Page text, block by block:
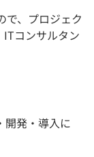
、プロジェク
ITコンサルタン
開発・導入に